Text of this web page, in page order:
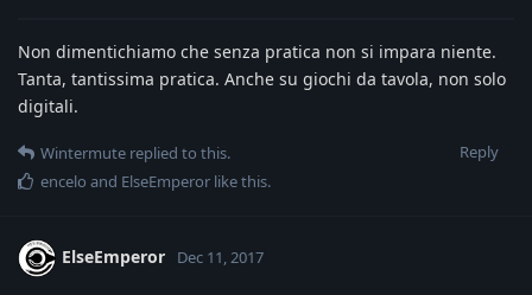
Non dimentichiamo che senza pratica non si impara niente.
Tanta, tantissima pratica. Anche su giochi da tavola, non solo
digitali.
Reply
Wintermute replied to this.
encelo and ElseEmperor like this.
ElseEmperor Dec 11, 2017